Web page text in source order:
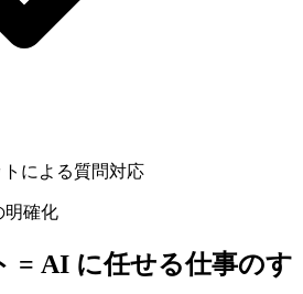
による質問対応
明確化
= AI に​任せる​仕事の​す